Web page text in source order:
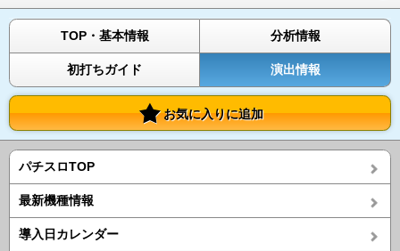
TOP・基本情報 分析情報
初打ちガイド 演出情報
お気に入りに追加
パチスロTOP
最新機種情報
導入日カレンダー